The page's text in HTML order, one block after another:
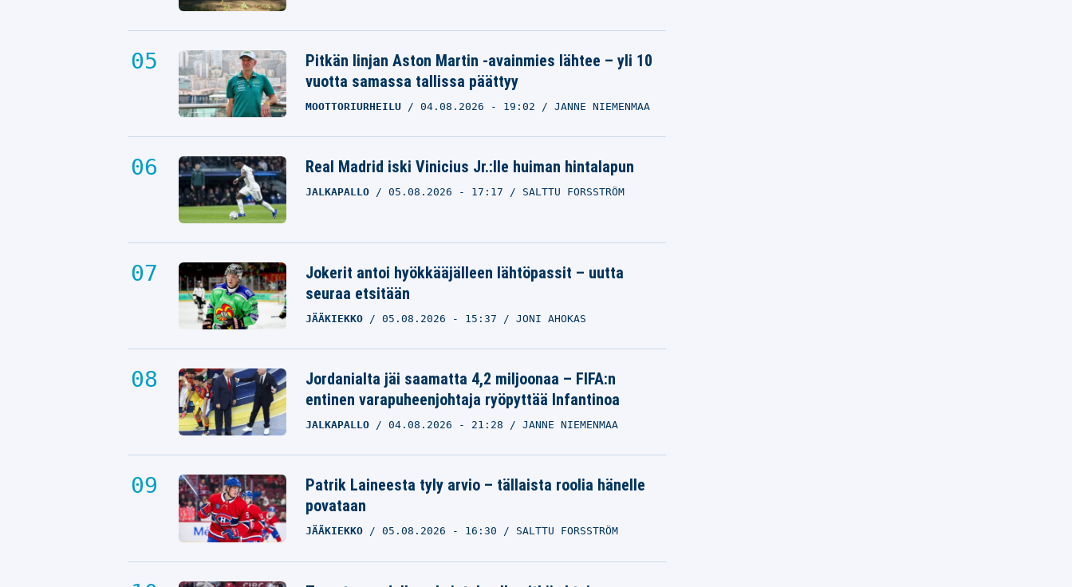
Pitkän linjan Aston Martin -avainmies lähtee – yli 10
vuotta samassa tallissa päättyy
MOOTTORIURHEILU 04.08.2026 - 19:02 JANNE NIEMENMAA
Real Madrid iski Vinicius Jr.:lle huiman hintalapun
JALKAPALLO 05.08.2026 - 17:17 SALTTU FORSSTRÖM
Jokerit antoi hyökkääjälleen lähtöpassit – uutta
seuraa etsitään
JÄÄKIEKKO 05.08.2026 - 15:37 JONI AHOKAS
Jordanialta jäi saamatta 4,2 miljoonaa – FIFA:n
entinen varapuheenjohtaja ryöpyttää Infantinoa
JALKAPALLO 04.08.2026 - 21:28 JANNE NIEMENMAA
Patrik Laineesta tyly arvio – tällaista roolia hänelle
povataan
JÄÄKIEKKO 05.08.2026 - 16:30 SALTTU FORSSTRÖM